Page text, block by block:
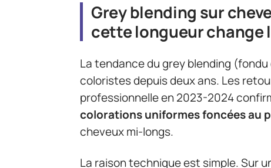
Grey blending sur
cette longueur change
La tendance du grey blending
coloristes depuis deux ans. Les
professionnelle en 2023-2024
colorations uniformes foncées au
cheveux mi-longs.
La raison technique est simple. Sur